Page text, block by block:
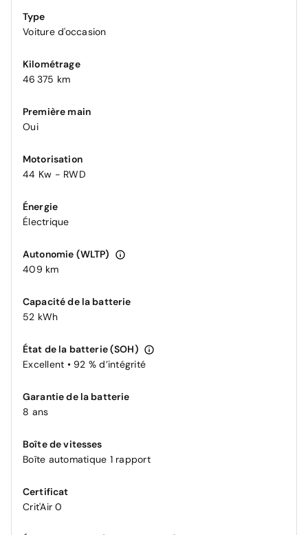
Type
Voiture d'occasion
Kilométrage
46 375 km
Première main
Oui
Motorisation
44 Kw - RWD
Énergie
Électrique
Autonomie (WLTP)
409 km
Capacité de la batterie
52 kWh
État de la batterie (SOH)
Excellent • 92 % d’intégrité
Garantie de la batterie
8 ans
Boîte de vitesses
Boîte automatique 1 rapport
Certificat
Crit'Air 0